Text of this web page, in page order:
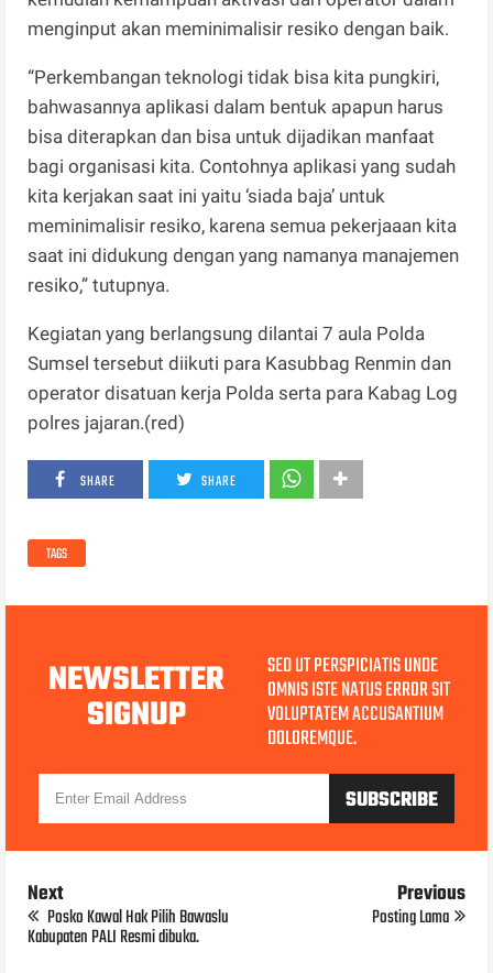
menginput akan meminimalisir resiko dengan baik.
“Perkembangan teknologi tidak bisa kita pungkiri,
bahwasannya aplikasi dalam bentuk apapun harus
bisa diterapkan dan bisa untuk dijadikan manfaat
bagi organisasi kita. Contohnya aplikasi yang sudah
kita kerjakan saat ini yaitu ‘siada baja’ untuk
meminimalisir resiko, karena semua pekerjaaan kita
saat ini didukung dengan yang namanya manajemen
resiko,” tutupnya.
Kegiatan yang berlangsung dilantai 7 aula Polda
Sumsel tersebut diikuti para Kasubbag Renmin dan
operator disatuan kerja Polda serta para Kabag Log
polres jajaran.(red)
SHARE SHARE
TAGS
NEWSLETTER
SIGNUP
SED UT PERSPICIATIS UNDE
OMNIS ISTE NATUS ERROR SIT
VOLUPTATEM ACCUSANTIUM
DOLOREMQUE.
Next
Posko Kawal Hak Pilih Bawaslu
Kabupaten PALI Resmi dibuka.
Previous
Posting Lama